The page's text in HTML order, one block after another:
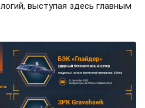
выступая здесь главным